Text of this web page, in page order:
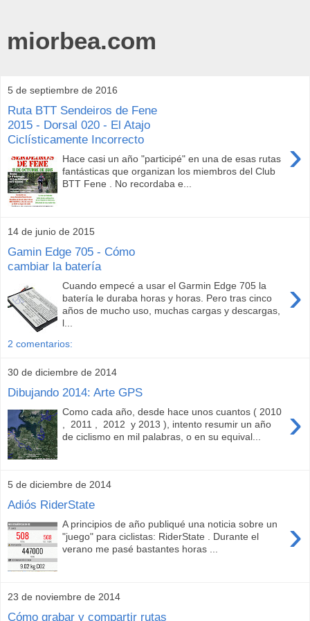
miorbea.com
5 de septiembre de 2016
Ruta BTT Sendeiros de Fene
2015 - Dorsal 020 - El Atajo
Ciclísticamente Incorrecto
›
Hace casi un año "participé" en una de esas rutas
fantásticas que organizan los miembros del Club
BTT Fene . No recordaba e...
14 de junio de 2015
Gamin Edge 705 - Cómo
cambiar la batería
›
Cuando empecé a usar el Garmin Edge 705 la
batería le duraba horas y horas. Pero tras cinco
años de mucho uso, muchas cargas y descargas,
l...
2 comentarios:
30 de diciembre de 2014
Dibujando 2014: Arte GPS
›
Como cada año, desde hace unos cuantos ( 2010
, 2011 , 2012 y 2013 ), intento resumir un año
de ciclismo en mil palabras, o en su equival...
5 de diciembre de 2014
Adiós RiderState
›
A principios de año publiqué una noticia sobre un
"juego" para ciclistas: RiderState . Durante el
verano me pasé bastantes horas ...
23 de noviembre de 2014
Cómo grabar y compartir rutas